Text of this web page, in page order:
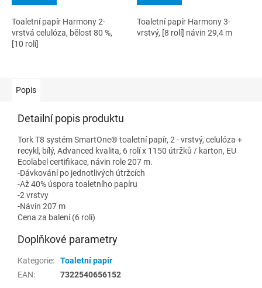
Toaletní papír Harmony 2-
vrstvá celulóza, bělost 80 %,
[10 rolí]
Toaletní papír Harmony 3-
vrstvý, [8 rolí] návin 29,4 m
Popis
Detailní popis produktu
Tork T8 systém SmartOne® toaletní papír, 2 - vrstvý, celulóza +
recykl, bílý, Advanced kvalita, 6 rolí x 1150 útržků / karton, EU
Ecolabel certifikace, návin role 207 m.
-Dávkování po jednotlivých útržcích
-Až 40% úspora toaletního papíru
-2 vrstvy
-Návin 207 m
Cena za balení (6 rolí)
Doplňkové parametry
Kategorie:
Toaletní papír
EAN: 7322540656152